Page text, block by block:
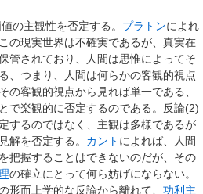
の主観性を否定する。 プラトンによれ
の現実世界は不確実であるが、真実在
管されており、人間は思惟によってそ
、つまり、人間は何らかの客観的視点
の客観的視点から見れば単一である、
で楽観的に否定するのである。反論(2)
するのではなく、主観は多様であるが
解を否定する。 カント によれば、人間
を把握することはできないのだが、その
の確立にとって何ら妨げにならない。
形而上学的な反論から離れて、 功利主